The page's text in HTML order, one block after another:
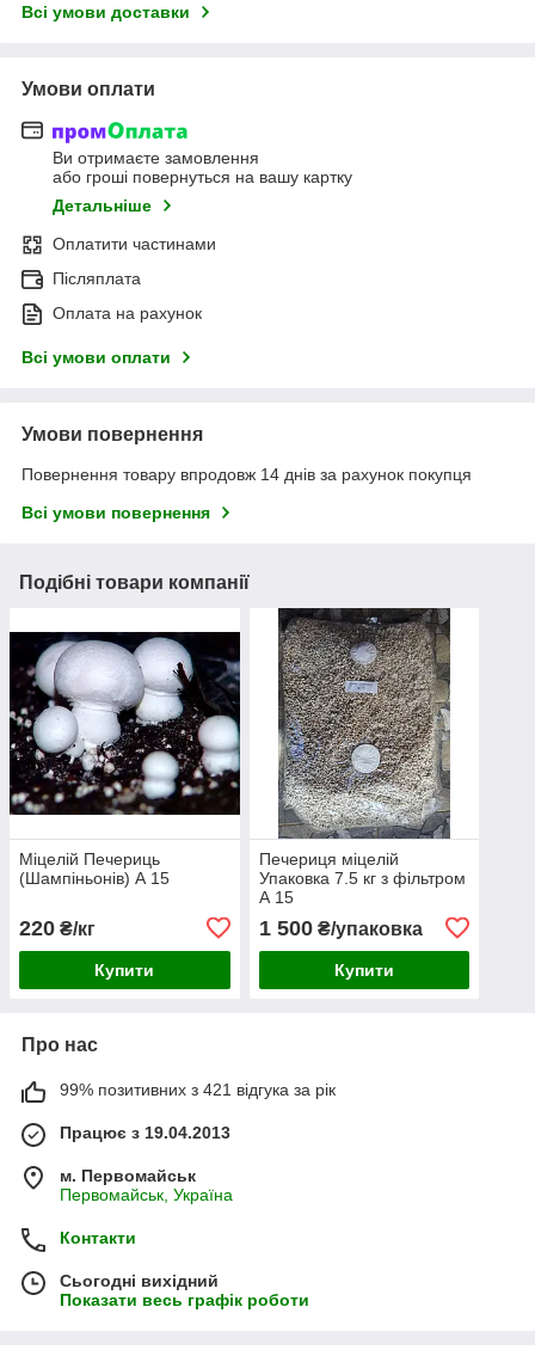
Всі умови доставки
Умови оплати
Ви отримаєте замовлення
або гроші повернуться на вашу картку
Детальніше
Оплатити частинами
Післяплата
Оплата на рахунок
Всі умови оплати
Умови повернення
Повернення товару впродовж 14 днів за рахунок покупця
Всі умови повернення
Подібні товари компанії
Міцелій Печериць
(Шампіньонів) А 15
220 ₴/кг
Купити
Печериця міцелій
Упаковка 7.5 кг з фільтром
А 15
1 500₴/упаковка
Купити
Про нас
99% позитивних з 421 відгука за рік
Працює з 19.04.2013
м. Первомайськ
Первомайськ, Україна
Контакти
Сьогодні вихідний
Показати весь графік роботи